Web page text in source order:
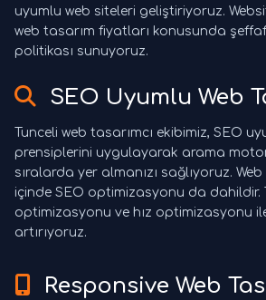
uyumlu web siteleri geliştiriyoruz.
web tasarım fiyatları konusunda
politikası sunuyoruz.
SEO Uyumlu Web
Tunceli web tasarımcı ekibimiz, SEO
prensiplerini uygulayarak arama
sıralarda yer almanızı sağlıyoruz.
içinde SEO optimizasyonu da dahildir.
optimizasyonu ve hız optimizasyonu
artırıyoruz.
Responsive Web